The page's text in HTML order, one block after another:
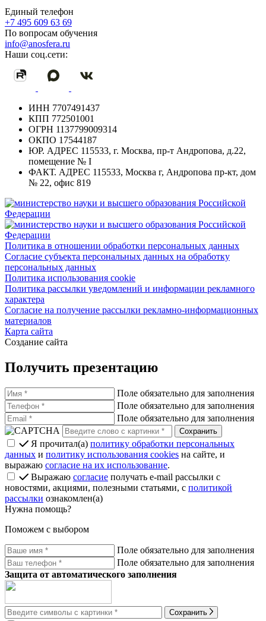
Единый телефон
+7 495 609 63 69
По вопросам обучения
info@anosfera.ru
Наши соц.сети:
ИНН 7707491437
КПП 772501001
ОГРН 1137799009314
ОКПО 17544187
ЮР. АДРЕС 115533, г. Москва, пр-т Андропова, д.22,
помещение № I
ФАКТ. АДРЕС 115533, Москва г, Андропова пр-кт, дом
№ 22, офис 819
Политика в отношении обработки персональных данных
Согласие субъекта персональных данных на обработку
персональных данных
Политика использования cookie
Политика рассылки уведомлений и информации рекламного
характера
Согласие на получение рассылки рекламно-информационных
материалов
Карта сайта
Создание сайта
Получить презентацию
Поле обязательно для заполнения
Поле обязательно для заполнения
Поле обязательно для заполнения
Я прочитал(а) политику обработки персональных
данных и политику использования cookies на сайте, и
выражаю согласие на их использование.
Выражаю согласие получать e-mail рассылки с
новостями, акциями, полезными статьями, с политикой
рассылки ознакомлен(а)
Нужна помощь?
Поможем с выбором
Поле обязательно для заполнения
Поле обязательно для заполнения
Защита от автоматического заполнения
Сохранить